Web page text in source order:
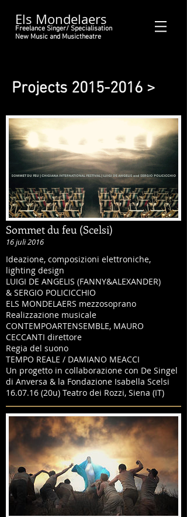
Els Mondelaers
Freelance Singer/ Specialisation
New Music and Musictheatre
Projects 2015-2016 >
Sommet du feu (Scelsi)
16 juli 2016
Ideazione, composizioni elettroniche,
lighting design
LUIGI DE ANGELIS (FANNY&ALEXANDER)
& SERGIO POLICICCHIO
ELS MONDELAERS mezzosoprano
Realizzazione musicale
CONTEMPOARTENSEMBLE, MAURO
CECCANTI direttore
Regia del suono
TEMPO REALE / DAMIANO MEACCI
Un progetto in collaborazione con De Singel
di Anversa & la Fondazione Isabella Scelsi
16.07.16 (20u) Teatro dei Rozzi, Siena (IT)